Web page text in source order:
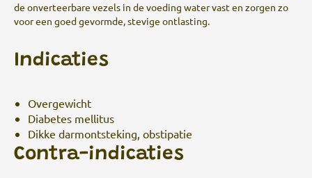
de onverteerbare vezels in de voeding water vast en zorgen zo
voor een goed gevormde, stevige ontlasting.
Indicaties
Overgewicht
Diabetes mellitus
Dikke darmontsteking, obstipatie
Contra-indicaties